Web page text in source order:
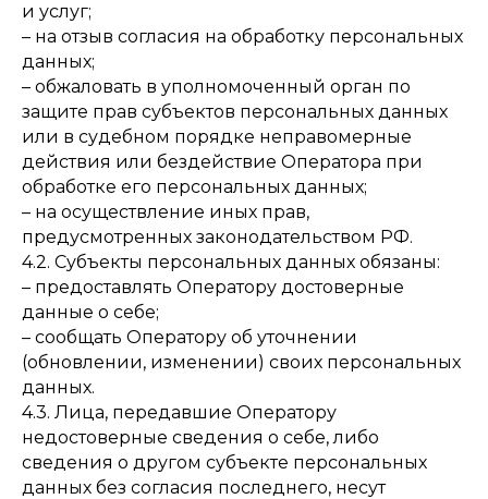
и услуг;
– на отзыв согласия на обработку персональных
данных;
– обжаловать в уполномоченный орган по
защите прав субъектов персональных данных
или в судебном порядке неправомерные
действия или бездействие Оператора при
обработке его персональных данных;
– на осуществление иных прав,
предусмотренных законодательством РФ.
4.2. Субъекты персональных данных обязаны:
– предоставлять Оператору достоверные
данные о себе;
– сообщать Оператору об уточнении
(обновлении, изменении) своих персональных
данных.
4.3. Лица, передавшие Оператору
недостоверные сведения о себе, либо
сведения о другом субъекте персональных
данных без согласия последнего, несут